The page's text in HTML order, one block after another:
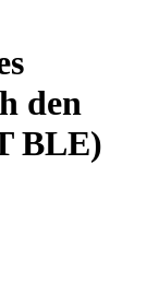
den
BLE)